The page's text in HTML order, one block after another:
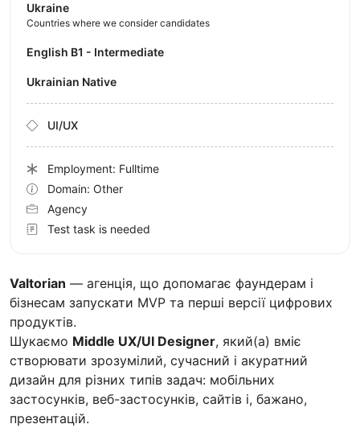
Valtorian — агенція, що допомагає фаундерам і
бізнесам запускати MVP та перші версії цифрових
продуктів.
Шукаємо Middle UX/UI Designer, який(а) вміє
створювати зрозумілий, сучасний і акуратний
дизайн для різних типів задач: мобільних
застосунків, веб-застосунків, сайтів і, бажано,
презентацій.
Ukraine
Countries where we consider candidates
English B1 - Intermediate
Ukrainian Native
UI/UX
Employment: Fulltime
Domain: Other
Agency
Test task is needed